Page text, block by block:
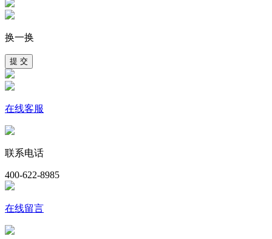
换一换
提 交
在线客服
联系电话
400-622-8985
在线留言